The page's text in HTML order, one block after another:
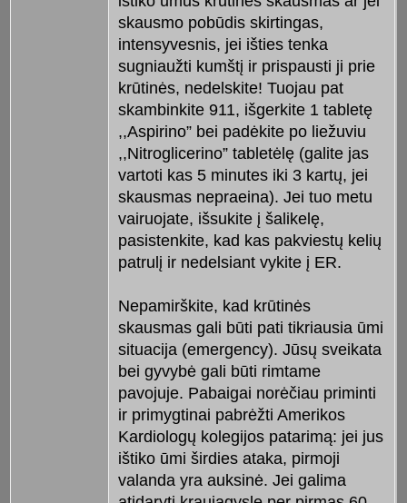
skausmo pobūdis skirtingas,
intensyvesnis, jei išties tenka
sugniaužti kumštį ir prispausti ji prie
krūtinės, nedelskite! Tuojau pat
skambinkite 911, išgerkite 1 tabletę
,,Aspirino” bei padėkite po liežuviu
,,Nitroglicerino” tabletėlę (galite jas
vartoti kas 5 minutes iki 3 kartų, jei
skausmas nepraeina). Jei tuo metu
vairuojate, išsukite į šalikelę,
pasistenkite, kad kas pakviestų kelių
patrulį ir nedelsiant vykite į ER.
Nepamirškite, kad krūtinės
skausmas gali būti pati tikriausia ūmi
situacija (emergency). Jūsų sveikata
bei gyvybė gali būti rimtame
pavojuje. Pabaigai norėčiau priminti
ir primygtinai pabrėžti Amerikos
Kardiologų kolegijos patarimą: jei jus
ištiko ūmi širdies ataka, pirmoji
valanda yra auksinė. Jei galima